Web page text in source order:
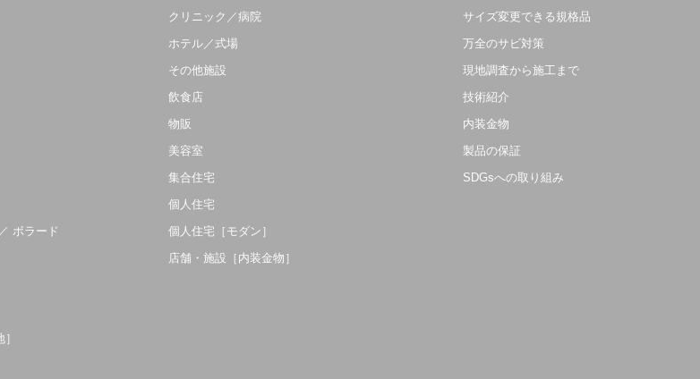
ボラード
クリニック／病院
ホテル／式場
その他施設
飲食店
物販
美容室
集合住宅
個人住宅
個人住宅［モダン］
店舗・施設［内装金物］
サイズ変更できる規格品
万全のサビ対策
現地調査から施工まで
技術紹介
内装金物
製品の保証
SDGsへの取り組み